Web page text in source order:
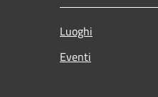
Luoghi
Eventi